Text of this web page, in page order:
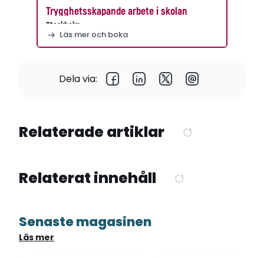
Trygghetsskapande arbete i skolan
Stockholm
Läs mer och boka
Dela via:
Relaterade artiklar
Relaterat innehåll
Senaste magasinen
Läs mer